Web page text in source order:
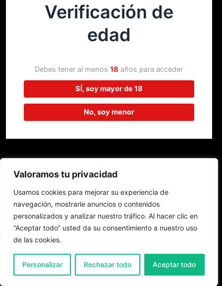
Valoramos tu privacidad
Usamos cookies para mejorar su experiencia de
navegación, mostrarle anuncios o contenidos
personalizados y analizar nuestro tráfico. Al hacer clic en
“Aceptar todo” usted da su consentimiento a nuestro uso
de las cookies.
Personalizar Rechazar todo Aceptar todo
¡Disculpa este desastre! Estamos
trabajando en algo increíble,
¡vuelve pronto!
Verificación de
edad
Debes tener al menos18 años para acceder
SÍ, soy mayor de 18
No, soy menor